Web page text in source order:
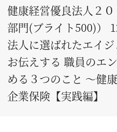
健康経営優良法人２
部門(ブライト500)）
法人に選ばれたエイ
お伝えする 職員のエ
める３つのこと ～健
企業保険【実践編】